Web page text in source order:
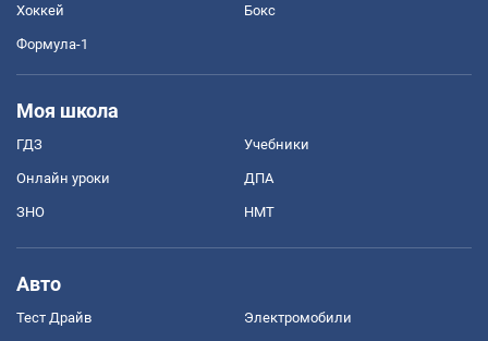
Хоккей Бокс
Формула-1
Моя школа
ГДЗ Учебники
Онлайн уроки ДПА
ЗНО НМТ
Авто
Тест Драйв Электромобили